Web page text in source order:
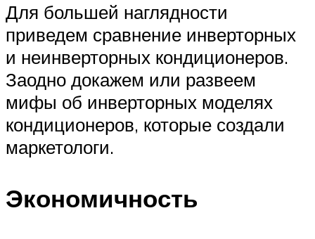
Для большей наглядности
приведем сравнение инверторных
и неинверторных кондиционеров.
Заодно докажем или развеем
мифы об инверторных моделях
кондиционеров, которые создали
маркетологи.
Экономичность